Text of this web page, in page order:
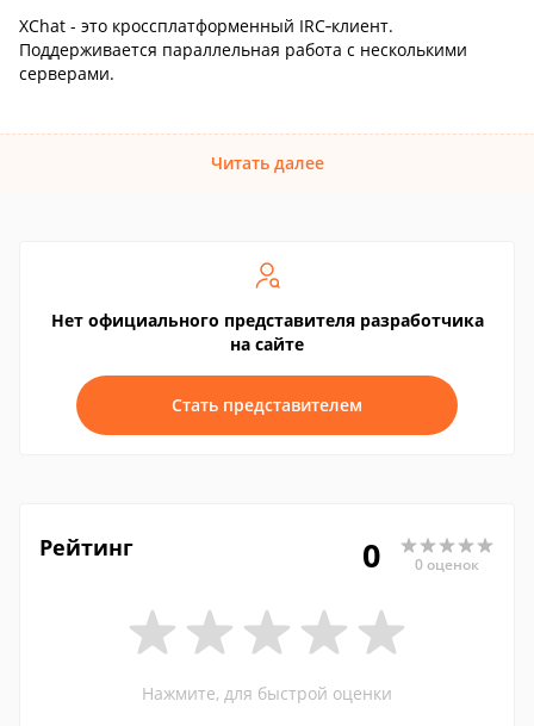
XChat - это кроссплатформенный IRC‐клиент.
Поддерживается параллельная работа с несколькими
серверами.
Читать далее
Нет официального представителя разработчика
на сайте
Стать представителем
Рейтинг 0 0 оценок
Нажмите, для быстрой оценки